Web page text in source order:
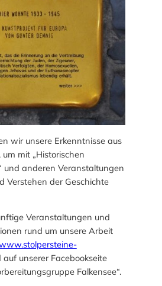
u
f
e
n
p
u
e
n
d
e
B
d
wir unsere Erkenntnisse aus
mit „Historischen
und anderen Veranstaltungen
Verstehen der Geschichte
Veranstaltungen und
rund um unsere Arbeit
unserer Facebookseite
Falkensee“.